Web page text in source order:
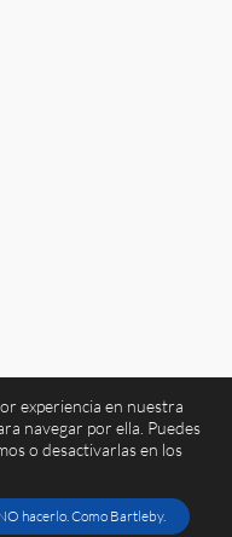
|Política de cookies
experiencia en nuestra
navegar por ella. Puedes
o desactivarlas en los
hacerlo. Como Bartleby.